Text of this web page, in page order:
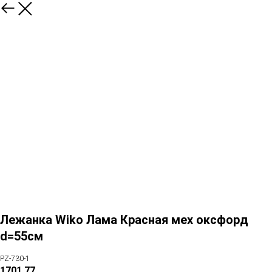
Лежанка Wiko Лама Красная мех оксфорд
d=55см
PZ-730-1